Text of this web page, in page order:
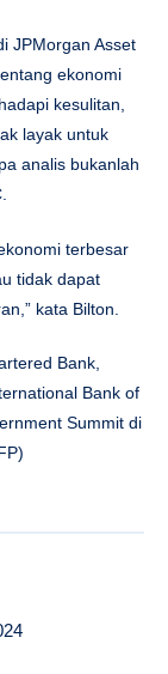
JPMorgan Asset
ekonomi
kesulitan,
layak untuk
analis bukanlah
terbesar
tidak dapat
kata Bilton.
Bank,
Bank of
Summit di